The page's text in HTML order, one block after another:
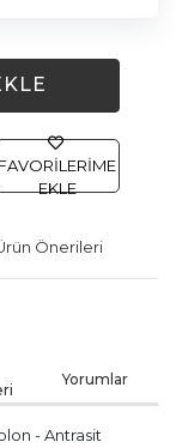
FAVORILERIME
EKLE
Önerileri
Yorumlar
- Antrasit